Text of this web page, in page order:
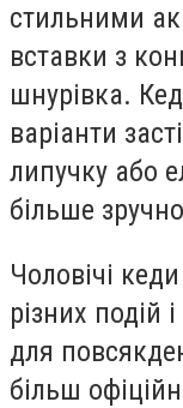
стильними
вставки з
шнурівка.
варіанти
липучку або
більше
Чоловічі
різних подій
для
більш